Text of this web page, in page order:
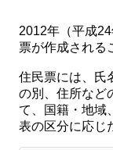
2012年（平成
票が作成される
住民票には、氏
の別、住所など
て、国籍・地域
表の区分に応じ